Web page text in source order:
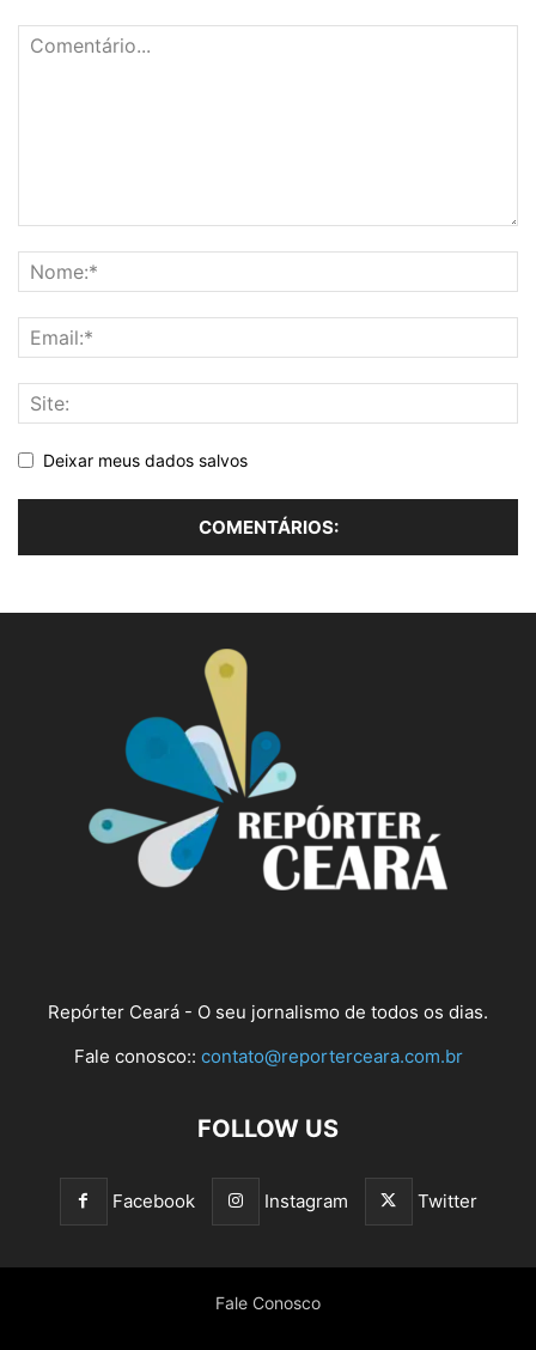
Deixar meus dados salvos
Repórter Ceará - O seu jornalismo de todos os dias.
Fale conosco:: contato@reporterceara.com.br
FOLLOW US
Facebook Instagram Twitter
Fale Conosco